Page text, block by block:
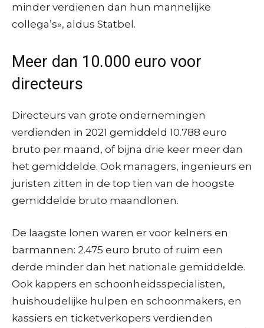
minder verdienen dan hun mannelijke
collega’s», aldus Statbel.
Meer dan 10.000 euro voor
directeurs
Directeurs van grote ondernemingen
verdienden in 2021 gemiddeld 10.788 euro
bruto per maand, of bijna drie keer meer dan
het gemiddelde. Ook managers, ingenieurs en
juristen zitten in de top tien van de hoogste
gemiddelde bruto maandlonen.
De laagste lonen waren er voor kelners en
barmannen: 2.475 euro bruto of ruim een
derde minder dan het nationale gemiddelde.
Ook kappers en schoonheidsspecialisten,
huishoudelijke hulpen en schoonmakers, en
kassiers en ticketverkopers verdienden